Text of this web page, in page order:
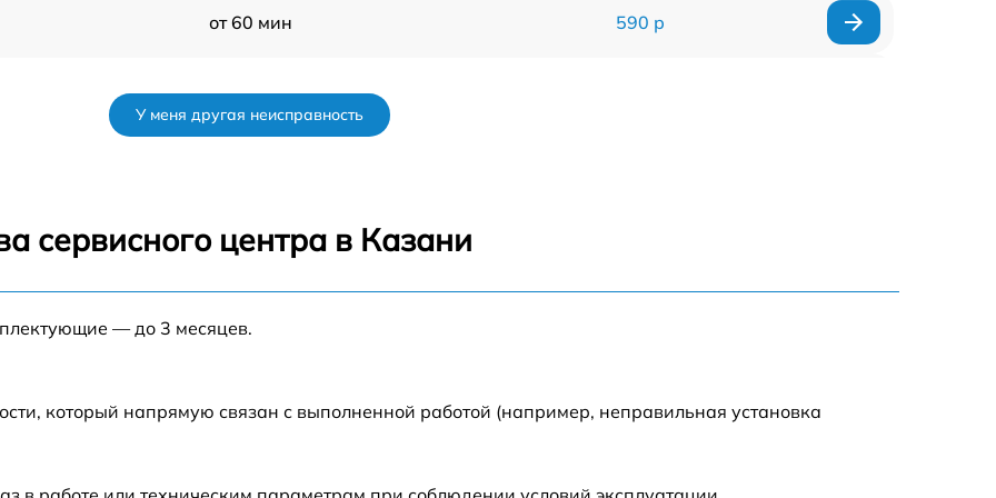
от 60 мин 590 р
от 60 мин
У меня другая неисправность
сервисного центра в Казани
— до 3 месяцев.
который напрямую связан с выполненной работой (например, неправильная установка